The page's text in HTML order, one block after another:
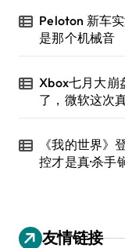
Peloton 新车
是那个机械音
Xbox七月大崩
了，微软这次
《我的世界》
控才是真·杀手
友情链接